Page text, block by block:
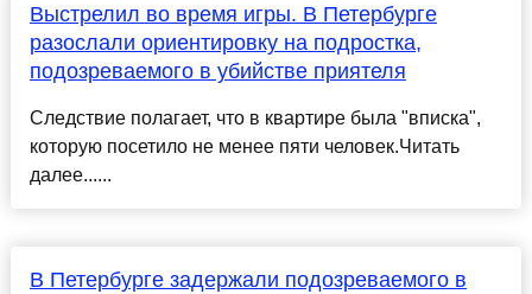
Выстрелил во время игры. В Петербурге
разослали ориентировку на подростка,
подозреваемого в убийстве приятеля
Следствие полагает, что в квартире была "вписка",
которую посетило не менее пяти человек.Читать
далее......
В Петербурге задержали подозреваемого в